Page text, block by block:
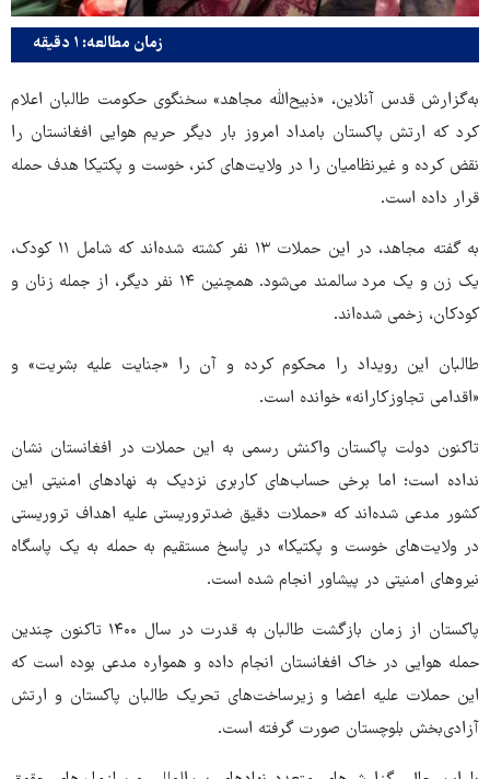
زمان مطالعه: ۱ دقیقه
به‌گزارش قدس آنلاین، «ذبیح‌الله مجاهد» سخنگوی حکومت طالبان اعلام
کرد که ارتش پاکستان بامداد امروز بار دیگر حریم هوایی افغانستان را
نقض کرده و غیرنظامیان را در ولایت‌های کنر، خوست و پکتیکا هدف حمله
قرار داده است.
به گفته مجاهد، در این حملات ۱۳ نفر کشته شده‌اند که شامل ۱۱ کودک،
یک زن و یک مرد سالمند می‌شود. همچنین ۱۴ نفر دیگر، از جمله زنان و
کودکان، زخمی شده‌اند.
طالبان این رویداد را محکوم کرده و آن را «جنایت علیه بشریت» و
«اقدامی تجاوزکارانه» خوانده است.
تاکنون دولت پاکستان واکنش رسمی به این حملات در افغانستان نشان
نداده است؛ اما برخی حساب‌های کاربری نزدیک به نهادهای امنیتی این
کشور مدعی شده‌اند که «حملات دقیق ضدتروریستی علیه اهداف تروریستی
در ولایت‌های خوست و پکتیکا» در پاسخ مستقیم به حمله به یک پاسگاه
نیروهای امنیتی در پیشاور انجام شده است.
پاکستان از زمان بازگشت طالبان به قدرت در سال ۱۴۰۰ تاکنون چندین
حمله هوایی در خاک افغانستان انجام داده و همواره مدعی بوده است که
این حملات علیه اعضا و زیرساخت‌های تحریک طالبان پاکستان و ارتش
آزادی‌بخش بلوچستان صورت گرفته است.